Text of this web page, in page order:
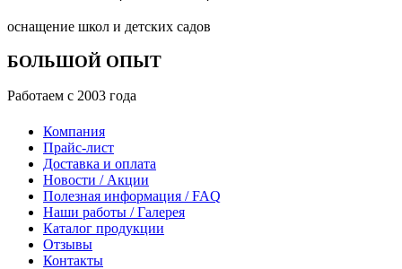
оснащение школ и детских садов
БОЛЬШОЙ ОПЫТ
Работаем с 2003 года
Компания
Прайс-лист
Доставка и оплата
Новости / Акции
Полезная информация / FAQ
Наши работы / Галерея
Каталог продукции
Отзывы
Контакты